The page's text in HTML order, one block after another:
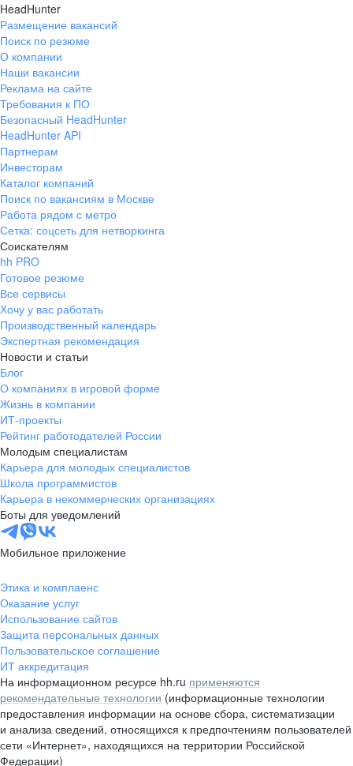
HeadHunter
Размещение вакансий
Поиск по резюме
О компании
Наши вакансии
Реклама на сайте
Требования к ПО
Безопасный HeadHunter
HeadHunter API
Партнерам
Инвесторам
Каталог компаний
Поиск по вакансиям в Москве
Работа рядом с метро
Сетка: соцсеть для нетворкинга
Соискателям
hh PRO
Готовое резюме
Все сервисы
Хочу у вас работать
Производственный календарь
Экспертная рекомендация
Новости и статьи
Блог
О компаниях в игровой форме
Жизнь в компании
ИТ-проекты
Рейтинг работодателей России
Молодым специалистам
Карьера для молодых специалистов
Школа программистов
Карьера в некоммерческих организациях
Боты для уведомлений
Мобильное приложение
Этика и комплаенс
Оказание услуг
Использование сайтов
Защита персональных данных
Пользовательское соглашение
ИТ аккредитация
На информационном ресурсе hh.ru применяются
рекомендательные технологии (информационные технологии
предоставления информации на основе сбора, систематизации
и анализа сведений, относящихся к предпочтениям пользователей
сети «Интернет», находящихся на территории Российской
Федерации)